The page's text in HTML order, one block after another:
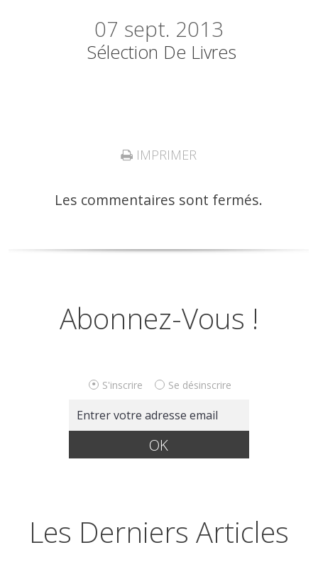
07 sept. 2013
Sélection De Livres
IMPRIMER
Les commentaires sont fermés.
Abonnez-Vous !
S'inscrire Se désinscrire
Les Derniers Articles